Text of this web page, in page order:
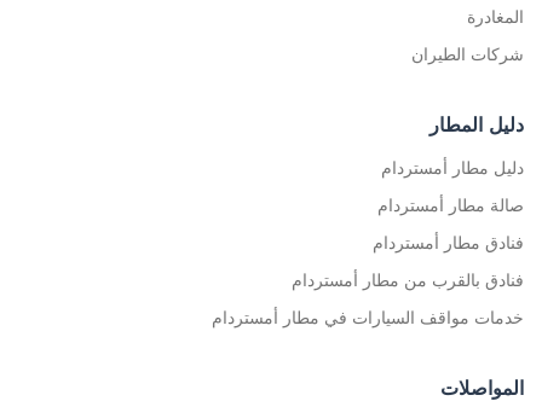
المغادرة
شركات الطيران
دليل المطار
دليل مطار أمستردام
صالة مطار أمستردام
فنادق مطار أمستردام
فنادق بالقرب من مطار أمستردام
خدمات مواقف السيارات في مطار أمستردام
المواصلات